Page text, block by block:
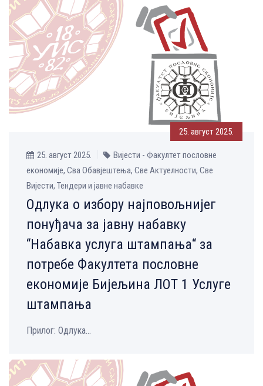
25. август 2025.
25. август 2025.
Вијести - Факултет пословне
економије, Сва Обавјештења, Све Aктуелности, Све
Вијести, Тендери и јавне набавке
Одлука о избору најповољнијег
понуђача за јавну набавку
“Набавка услуга штампања“ за
потребе Факултета пословне
економије Бијељина ЛОТ 1 Услуге
штампања
Прилог: Одлука...